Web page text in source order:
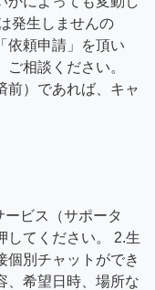
発生しませんの
依頼申請」を頂い
相談ください。
）であれば、キャ
ビス（サポータ
してください。 2.生
個別チャットができ
、希望日時、場所な